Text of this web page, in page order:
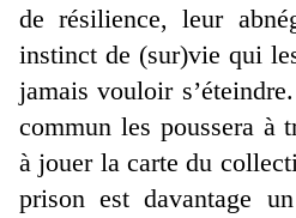
de résilience, leur
instinct de (sur)vie qui
jamais vouloir
commun les poussera à
à jouer la carte du
prison est davantage